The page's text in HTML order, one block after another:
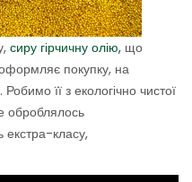
сиру гірчичну олію, що
покупку, на
її з екологічно чистої
оброблялось
екстра-класу,